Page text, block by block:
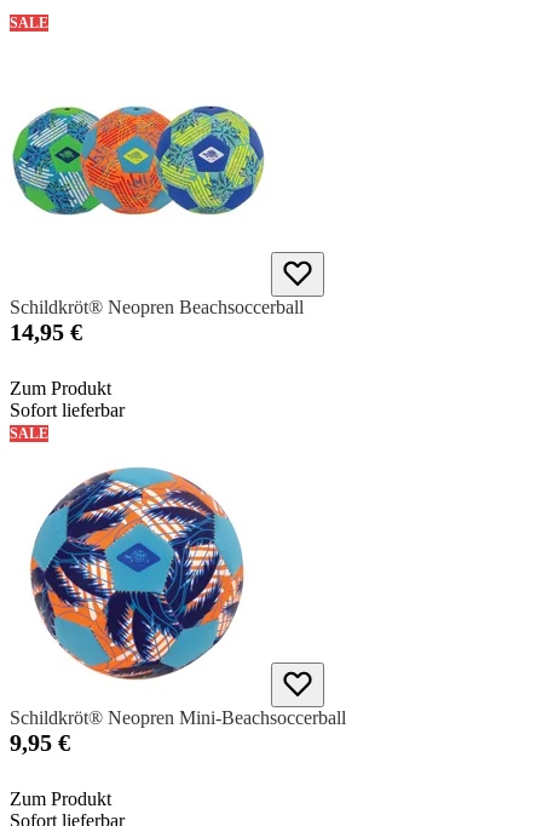
SALE
Schildkröt® Neopren Beachsoccerball
14,95 €
Zum Produkt
Sofort lieferbar
SALE
Schildkröt® Neopren Mini-Beachsoccerball
9,95 €
Zum Produkt
Sofort lieferbar